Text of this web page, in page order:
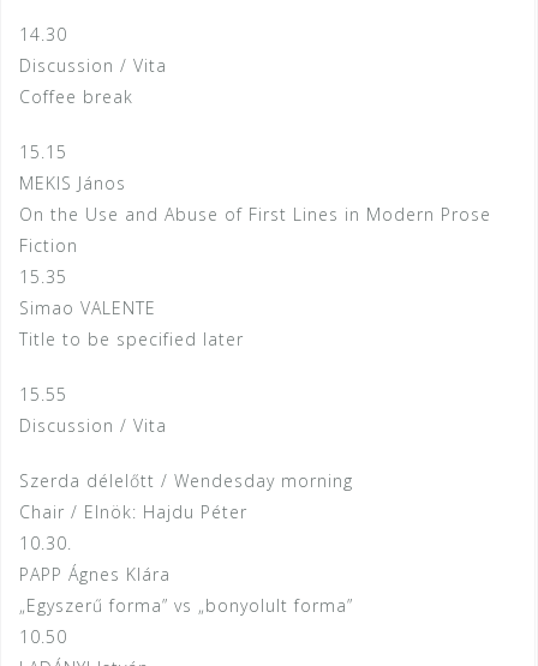
14.30
Discussion / Vita
Coffee break
15.15
MEKIS János
On the Use and Abuse of First Lines in Modern Prose
Fiction
15.35
Simao VALENTE
Title to be specified later
15.55
Discussion / Vita
Szerda délelőtt / Wendesday morning
Chair / Elnök: Hajdu Péter
10.30.
PAPP Ágnes Klára
„Egyszerű forma” vs „bonyolult forma”
10.50